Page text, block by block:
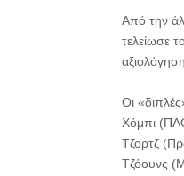
Από την
τελείωσε
Οι
Χόμπι
Τζορτζ
Τζόουνς